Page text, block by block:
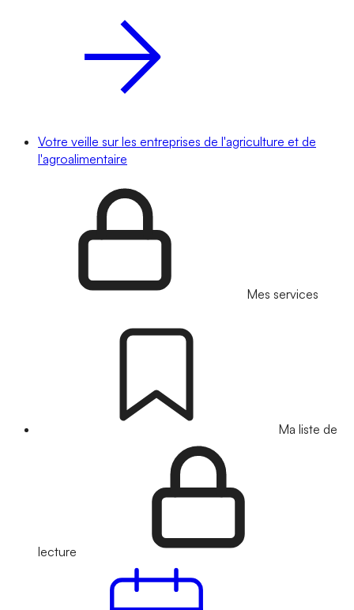
Votre veille sur les entreprises de l'agriculture et de
l'agroalimentaire
Mes services
Ma liste de
lecture